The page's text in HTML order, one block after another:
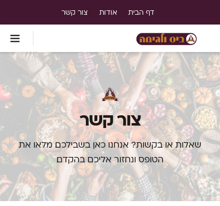
דף הבית אודות צור קשר
צור קשר
שאלות או בקשות? אנחנו כאן בשבילכם. מלאו את
הטופס ונחזור אליכם בהקדם.